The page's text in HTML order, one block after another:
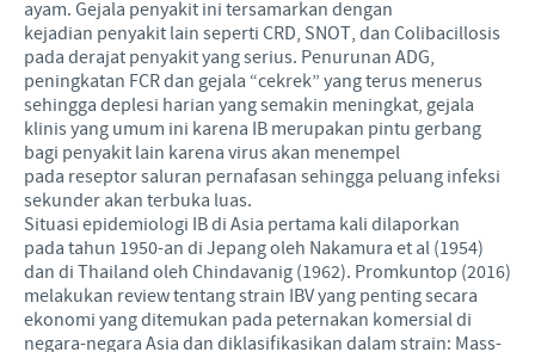
ayam. Gejala penyakit ini tersamarkan dengan
kejadian penyakit lain seperti CRD, SNOT, dan Colibacillosis
pada derajat penyakit yang serius. Penurunan ADG,
peningkatan FCR dan gejala “cekrek” yang terus menerus
sehingga deplesi harian yang semakin meningkat, gejala
klinis yang umum ini karena IB merupakan pintu gerbang
bagi penyakit lain karena virus akan menempel
pada reseptor saluran pernafasan sehingga peluang infeksi
sekunder akan terbuka luas.
Situasi epidemiologi IB di Asia pertama kali dilaporkan
pada tahun 1950-an di Jepang oleh Nakamura et al (1954)
dan di Thailand oleh Chindavanig (1962). Promkuntop (2016)
melakukan review tentang strain IBV yang penting secara
ekonomi yang ditemukan pada peternakan komersial di
negara-negara Asia dan diklasifikasikan dalam strain: Mass-